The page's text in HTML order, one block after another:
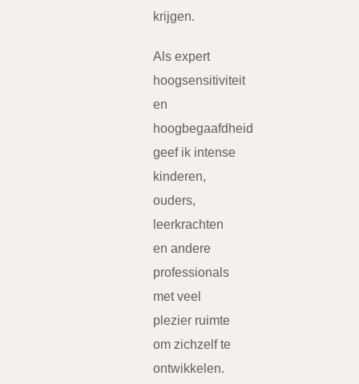
krijgen.
Als expert
hoogsensitiviteit
en
hoogbegaafdheid
geef ik intense
kinderen,
ouders,
leerkrachten
en andere
professionals
met veel
plezier ruimte
om zichzelf te
ontwikkelen.